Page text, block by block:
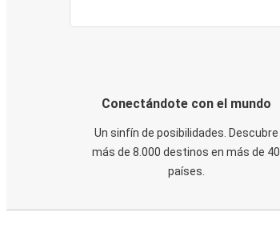
Conectándote con el mundo
Un sinfín de posibilidades. Descubre
más de 8.000 destinos en más de 40
países.